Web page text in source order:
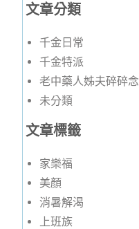
文章分類
千金日常
千金特派
老中藥人姊夫碎碎念
未分類
文章標籤
家樂福
美顏
消暑解渴
上班族